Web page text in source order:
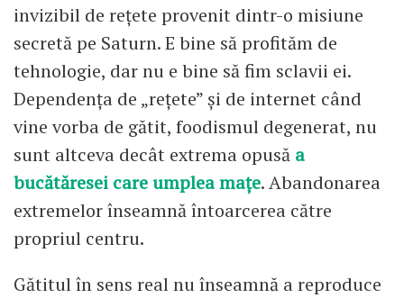
invizibil de rețete provenit dintr-o misiune
secretă pe Saturn. E bine să profităm de
tehnologie, dar nu e bine să fim sclavii ei.
Dependența de „rețete” și de internet când
vine vorba de gătit, foodismul degenerat, nu
sunt altceva decât extrema opusă a
bucătăresei care umplea mațe. Abandonarea
extremelor înseamnă întoarcerea către
propriul centru.
Gătitul în sens real nu înseamnă a reproduce